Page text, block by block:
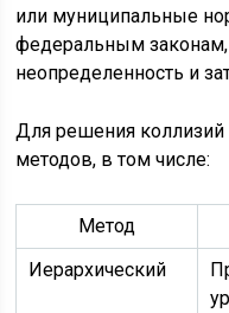
или муниципальные
федеральным
неопределенность и
Для решения коллизий
методов, в том числе:
Метод
Иерархический